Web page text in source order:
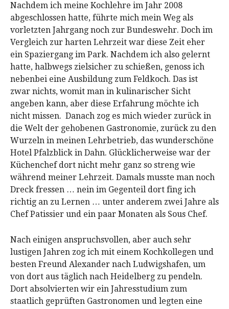
Nachdem ich meine Kochlehre im Jahr 2008
abgeschlossen hatte, führte mich mein Weg als
vorletzten Jahrgang noch zur Bundeswehr. Doch im
Vergleich zur harten Lehrzeit war diese Zeit eher
ein Spaziergang im Park. Nachdem ich also gelernt
hatte, halbwegs zielsicher zu schießen, genoss ich
nebenbei eine Ausbildung zum Feldkoch. Das ist
zwar nichts, womit man in kulinarischer Sicht
angeben kann, aber diese Erfahrung möchte ich
nicht missen. Danach zog es mich wieder zurück in
die Welt der gehobenen Gastronomie, zurück zu den
Wurzeln in meinen Lehrbetrieb, das wunderschöne
Hotel Pfalzblick in Dahn. Glücklicherweise war der
Küchenchef dort nicht mehr ganz so streng wie
während meiner Lehrzeit. Damals musste man noch
Dreck fressen … nein im Gegenteil dort fing ich
richtig an zu Lernen … unter anderem zwei Jahre als
Chef Patissier und ein paar Monaten als Sous Chef.
Nach einigen anspruchsvollen, aber auch sehr
lustigen Jahren zog ich mit einem Kochkollegen und
besten Freund Alexander nach Ludwigshafen, um
von dort aus täglich nach Heidelberg zu pendeln.
Dort absolvierten wir ein Jahresstudium zum
staatlich geprüften Gastronomen und legten eine